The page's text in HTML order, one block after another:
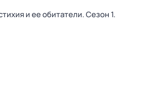
и ее обитатели. Сезон 1.